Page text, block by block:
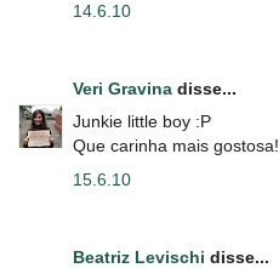
14.6.10
Veri Gravina disse...
Junkie little boy :P
Que carinha mais gostosa!
15.6.10
Beatriz Levischi disse...